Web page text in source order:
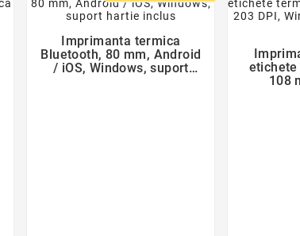

favorite_border
Imprimanta termica
Bluetooth, 80 mm, Android
/ iOS, Windows, suport
108